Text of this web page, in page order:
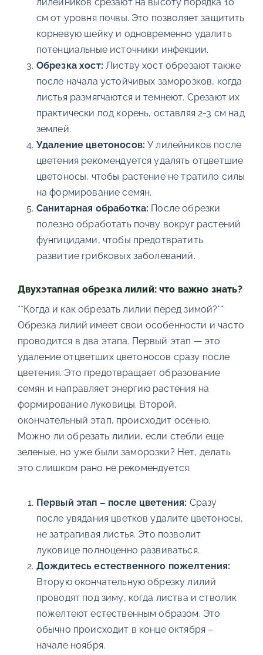
лилейников срезают на высоту порядка 10
см от уровня почвы. Это позволяет защитить
корневую шейку и одновременно удалить
потенциальные источники инфекции.
Обрезка хост: Листву хост обрезают также
после начала устойчивых заморозков, когда
листья размягчаются и темнеют. Срезают их
практически под корень, оставляя 2-3 см над
землей.
Удаление цветоносов: У лилейников после
цветения рекомендуется удалять отцветшие
цветоносы, чтобы растение не тратило силы
на формирование семян.
Санитарная обработка: После обрезки
полезно обработать почву вокруг растений
фунгицидами, чтобы предотвратить
развитие грибковых заболеваний.
Двухэтапная обрезка лилий: что важно знать?
**Когда и как обрезать лилии перед зимой?**
Обрезка лилий имеет свои особенности и часто
проводится в два этапа. Первый этап — это
удаление отцветших цветоносов сразу после
цветения. Это предотвращает образование
семян и направляет энергию растения на
формирование луковицы. Второй,
окончательный этап, происходит осенью.
Можно ли обрезать лилии, если стебли еще
зеленые, но уже были заморозки? Нет, делать
это слишком рано не рекомендуется.
Первый этап – после цветения: Сразу
после увядания цветков удалите цветоносы,
не затрагивая листья. Это позволит
луковице полноценно развиваться.
Дождитесь естественного пожелтения:
Вторую окончательную обрезку лилий
проводят под зиму, когда листва и стволик
пожелтеют естественным образом. Это
обычно происходит в конце октября –
начале ноября.